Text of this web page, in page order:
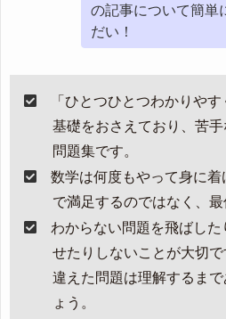
の記事について簡単
だい！
「ひとつひとつわかりや
基礎をおさえており、苦
問題集です。
数学は何度もやって身に
で満足するのではなく、最
わからない問題を飛ばし
せたりしないことが大切
違えた問題は理解するま
ょう。